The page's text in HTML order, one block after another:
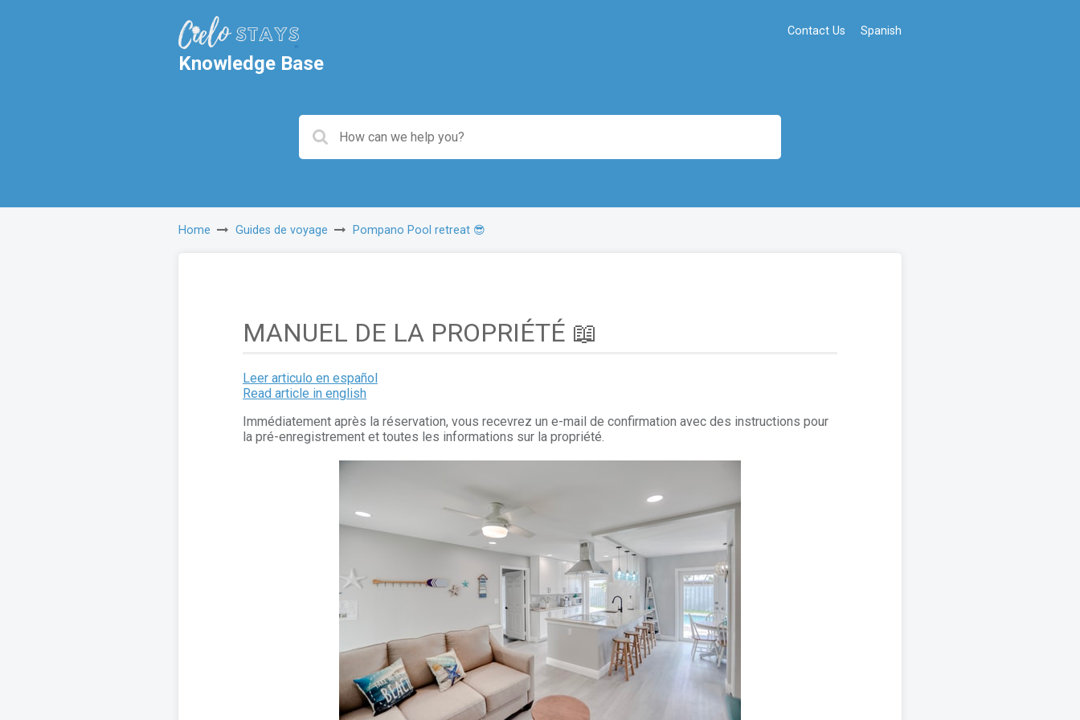
Knowledge Base
Contact Us Spanish
Home Guides de voyage Pompano Pool retreat 😎
MANUEL DE LA PROPRIÉTÉ 📖
Leer articulo en español
Read article in english
Immédiatement après la réservation, vous recevrez un e-mail de confirmation avec des instructions pour
la pré-enregistrement et toutes les informations sur la propriété.